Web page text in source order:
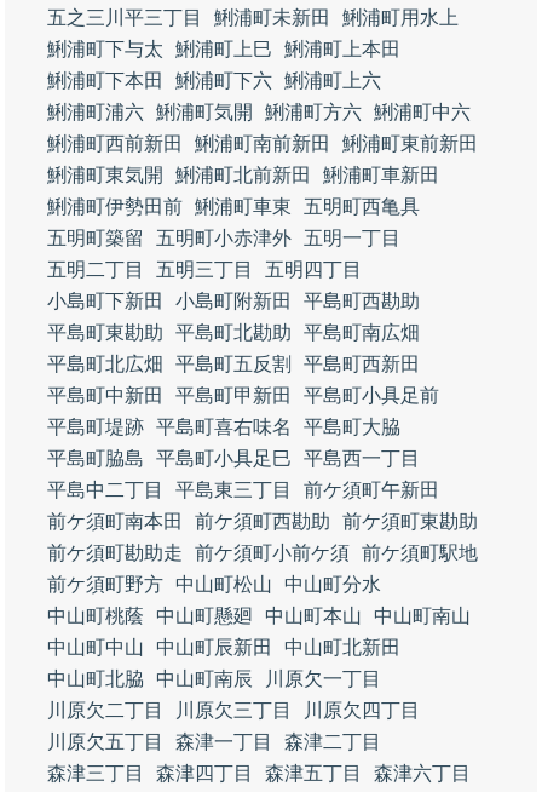
五之三川平三丁目
鯏浦町未新田
鯏浦町用水上
鯏浦町下与太
鯏浦町上巳
鯏浦町上本田
鯏浦町下本田
鯏浦町下六 鯏浦町上六
鯏浦町浦六 鯏浦町気開 鯏浦町方六 鯏浦町中六
鯏浦町西前新田
鯏浦町南前新田
鯏浦町東前新田
鯏浦町東気開
鯏浦町北前新田
鯏浦町車新田
鯏浦町伊勢田前 鯏浦町車東
五明町西亀具
五明町築留
五明町小赤津外
五明一丁目
五明二丁目
五明三丁目
五明四丁目
小島町下新田
小島町附新田
平島町西勘助
平島町東勘助
平島町北勘助
平島町南広畑
平島町北広畑
平島町五反割
平島町西新田
平島町中新田
平島町甲新田
平島町小具足前
平島町堤跡 平島町喜右味名
平島町大脇
平島町脇島
平島町小具足巳
平島西一丁目
平島中二丁目
平島東三丁目
前ケ須町午新田
前ケ須町南本田
前ケ須町西勘助
前ケ須町東勘助
前ケ須町勘助走
前ケ須町小前ケ須 前ケ須町駅地
前ケ須町野方
中山町松山
中山町分水
中山町桃蔭
中山町懸廻 中山町本山
中山町南山
中山町中山
中山町辰新田
中山町北新田
中山町北脇
中山町南辰
川原欠一丁目
川原欠二丁目
川原欠三丁目
川原欠四丁目
川原欠五丁目
森津一丁目
森津二丁目
森津三丁目
森津四丁目 森津五丁目
森津六丁目